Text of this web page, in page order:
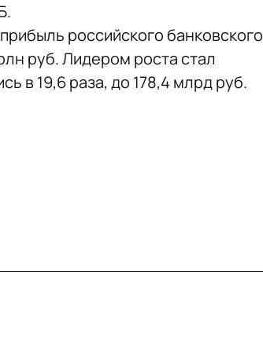
российского банковского
руб. Лидером роста стал
в 19,6 раза, до 178,4 млрд руб.